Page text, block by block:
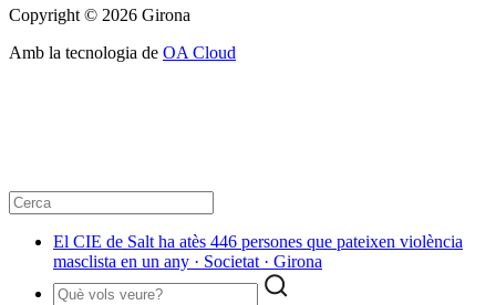
Copyright © 2026 Girona
Amb la tecnologia de OA Cloud
El CIE de Salt ha atès 446 persones que pateixen violència
masclista en un any · Societat · Girona